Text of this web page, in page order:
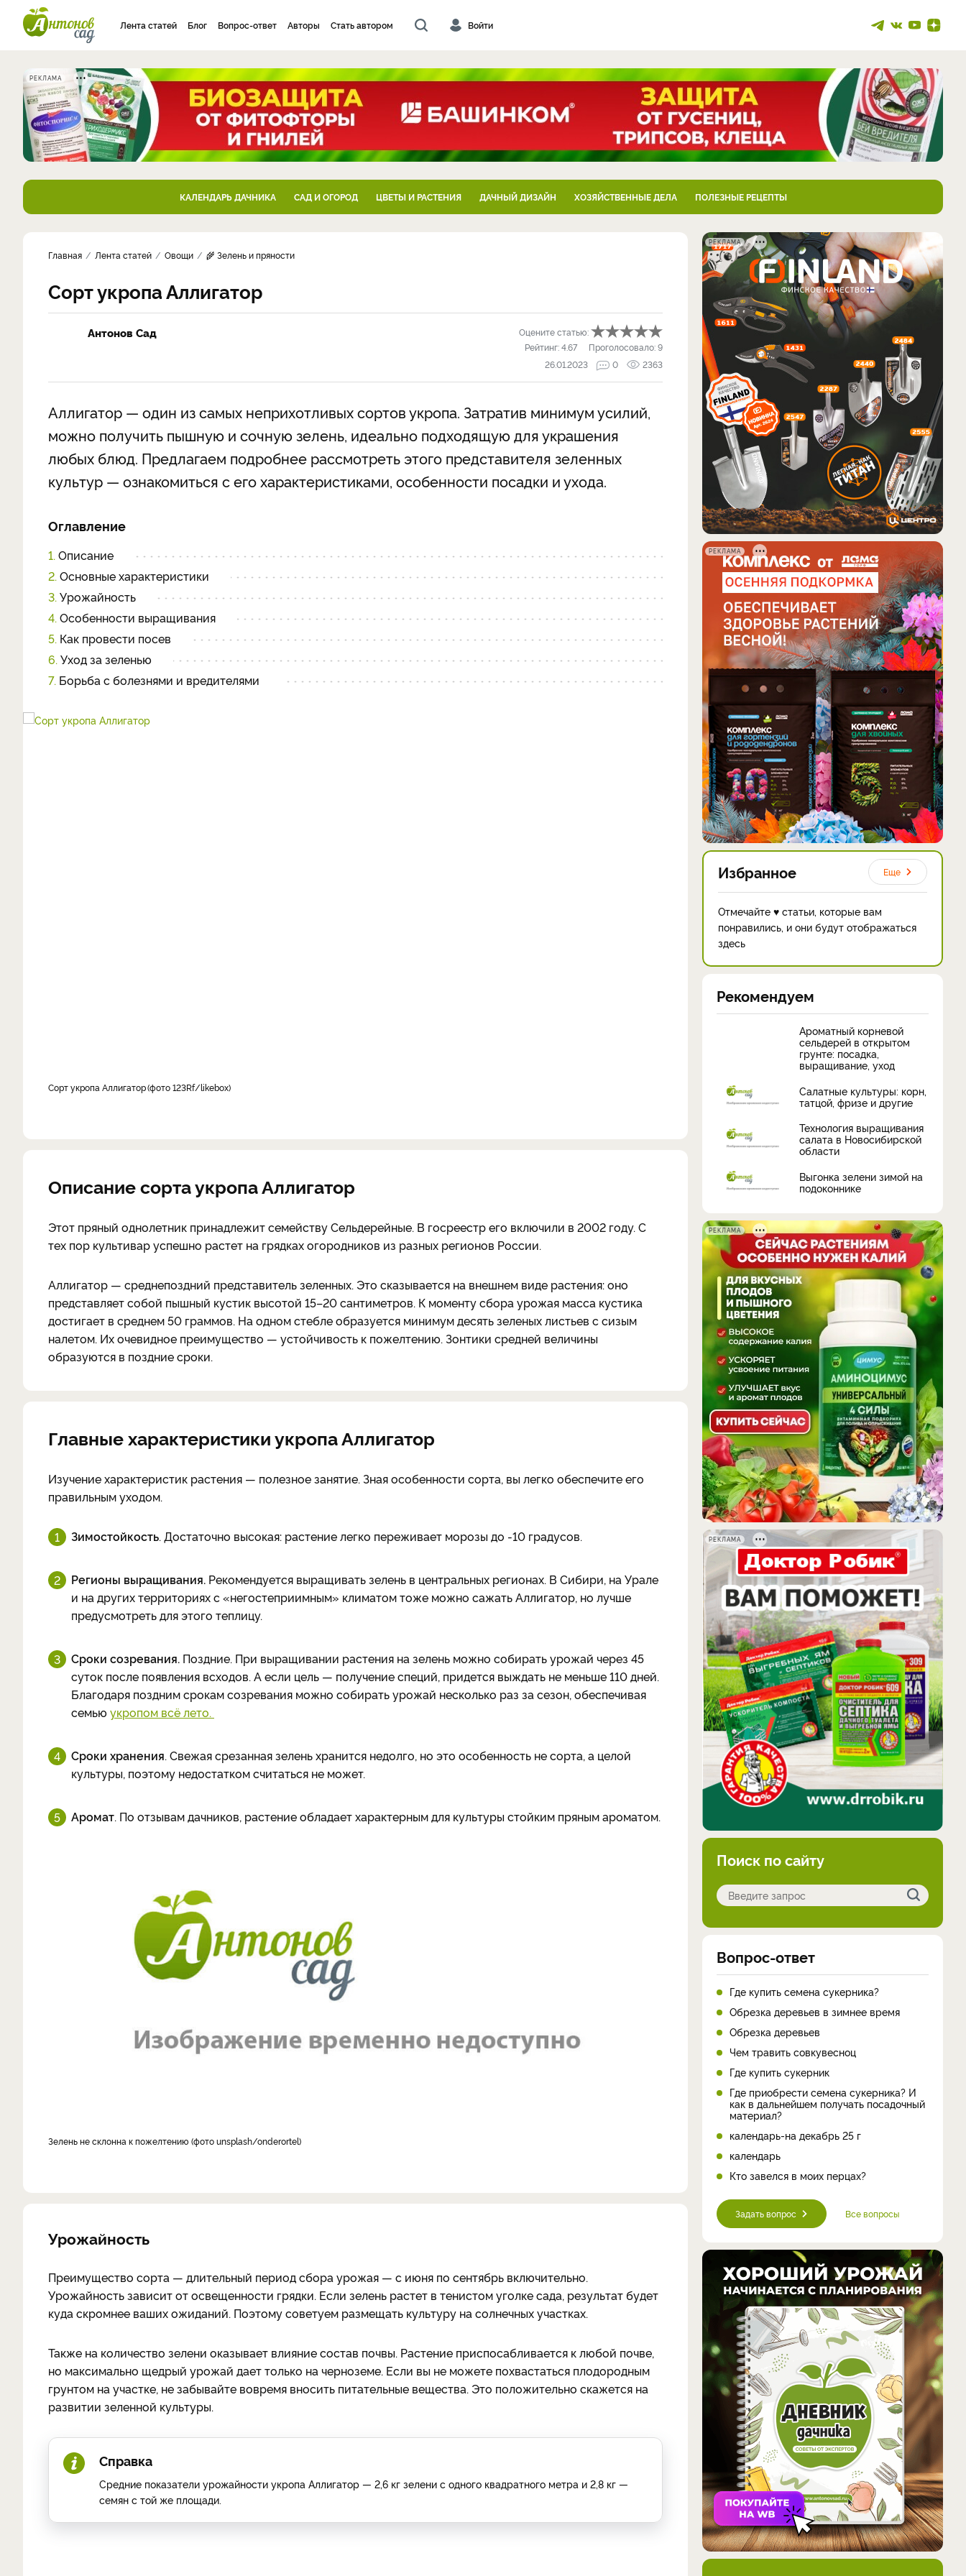
Лента статей Блог Вопрос-ответ Авторы Стать автором Войти
РЕКЛАМА
КАЛЕНДАРЬ ДАЧНИКА САД И ОГОРОД ЦВЕТЫ И РАСТЕНИЯ ДАЧНЫЙ ДИЗАЙН ХОЗЯЙСТВЕННЫЕ ДЕЛА ПОЛЕЗНЫЕ РЕЦЕПТЫ
Главная Лента статей Овощи 🌾 Зелень и пряности
Сорт укропа Аллигатор
Антонов Сад
Оцените статью:
Рейтинг:4.67 Проголосовало:9
26.01.2023
0 2363
Аллигатор — один из самых неприхотливых сортов укропа. Затратив минимум усилий,
можно получить пышную и сочную зелень, идеально подходящую для украшения
любых блюд. Предлагаем подробнее рассмотреть этого представителя зеленных
культур — ознакомиться с его характеристиками, особенности посадки и ухода.
Оглавление
1. Описание
2. Основные характеристики
3. Урожайность
4. Особенности выращивания
5. Как провести посев
6. Уход за зеленью
7. Борьба с болезнями и вредителями
Сорт укропа Аллигатор фото 123Rf/likebox
Описание сорта укропа Аллигатор
Этот пряный однолетник принадлежит семейству Сельдерейные. В госреестр его включили в 2002 году. С
тех пор культивар успешно растет на грядках огородников из разных регионов России.
Аллигатор — среднепоздний представитель зеленных. Это сказывается на внешнем виде растения: оно
представляет собой пышный кустик высотой 15–20 сантиметров. К моменту сбора урожая масса кустика
достигает в среднем 50 граммов. На одном стебле образуется минимум десять зеленых листьев с сизым
налетом. Их очевидное преимущество — устойчивость к пожелтению. Зонтики средней величины
образуются в поздние сроки.
Главные характеристики укропа Аллигатор
Изучение характеристик растения — полезное занятие. Зная особенности сорта, вы легко обеспечите его
правильным уходом.
Зимостойкость. Достаточно высокая: растение легко переживает морозы до -10 градусов.
Регионы выращивания. Рекомендуется выращивать зелень в центральных регионах. В Сибири, на Урале
и на других территориях с «негостеприимным» климатом тоже можно сажать Аллигатор, но лучше
предусмотреть для этого теплицу.
Сроки созревания. Поздние. При выращивании растения на зелень можно собирать урожай через 45
суток после появления всходов. А если цель — получение специй, придется выждать не меньше 110 дней.
Благодаря поздним срокам созревания можно собирать урожай несколько раз за сезон, обеспечивая
семью укропом всё лето.
Сроки хранения. Свежая срезанная зелень хранится недолго, но это особенность не сорта, а целой
культуры, поэтому недостатком считаться не может.
Аромат. По отзывам дачников, растение обладает характерным для культуры стойким пряным ароматом.
Зелень не склонна к пожелтению (фото unsplash/onderortel)
Урожайность
Преимущество сорта — длительный период сбора урожая — с июня по сентябрь включительно.
Урожайность зависит от освещенности грядки. Если зелень растет в тенистом уголке сада, результат будет
куда скромнее ваших ожиданий. Поэтому советуем размещать культуру на солнечных участках.
Также на количество зелени оказывает влияние состав почвы. Растение приспосабливается к любой почве,
но максимально щедрый урожай дает только на черноземе. Если вы не можете похвастаться плодородным
грунтом на участке, не забывайте вовремя вносить питательные вещества. Это положительно скажется на
развитии зеленной культуры.
Справка
Средние показатели урожайности укропа Аллигатор — 2,6 кг зелени с одного квадратного метра и 2,8 кг —
семян с той же площади.
РЕКЛАМА
РЕКЛАМА
Избранное Еще
Отмечайте ♥ статьи, которые вам
понравились, и они будут отображаться
здесь
Рекомендуем
Ароматный корневой
сельдерей в открытом
грунте: посадка,
выращивание, уход
Салатные культуры: корн,
татцой, фризе и другие
Технология выращивания
салата в Новосибирской
области
Выгонка зелени зимой на
подоконнике
РЕКЛАМА
РЕКЛАМА
Поиск по сайту
Вопрос-ответ
Где купить семена сукерника?
Обрезка деревьев в зимнее время
Обрезка деревьев
Чем травить совкувесноц
Где купить сукерник
Где приобрести семена сукерника? И
как в дальнейшем получать посадочный
материал?
календарь-на декабрь 25 г
календарь
Кто завелся в моих перцах?
Задать вопрос Все вопросы